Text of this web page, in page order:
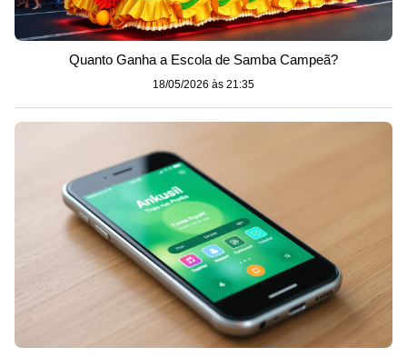
Quanto Ganha a Escola de Samba Campeã?
18/05/2026 às 21:35